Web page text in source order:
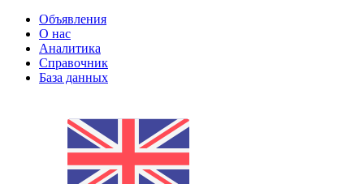
Объявления
О нас
Аналитика
Справочник
База данных